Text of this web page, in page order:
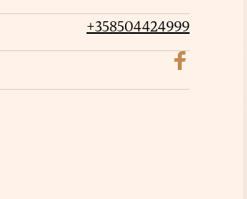
t
u
+358504424999